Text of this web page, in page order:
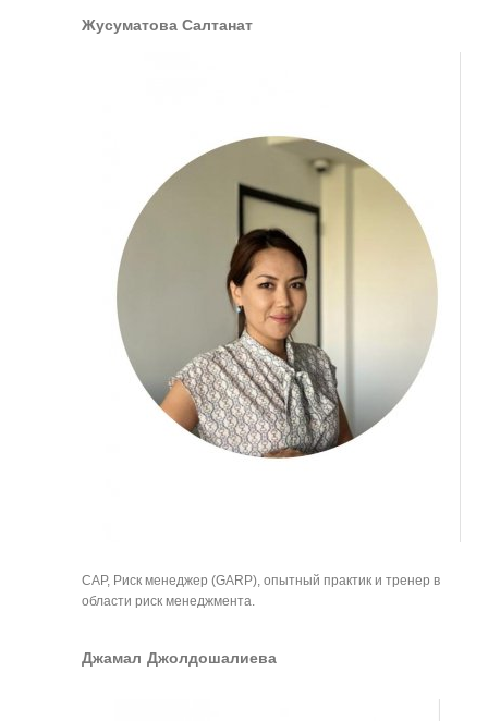
Жусуматова Салтанат
CAP, Риск менеджер (GARP), опытный практик и тренер в
области риск менеджмента.
Джамал Джолдошалиева